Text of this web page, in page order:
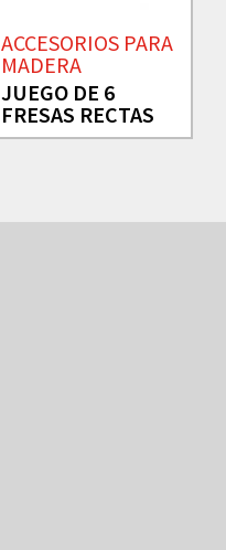
ACCESORIOS PARA
MADERA
JUEGO DE 6
FRESAS RECTAS